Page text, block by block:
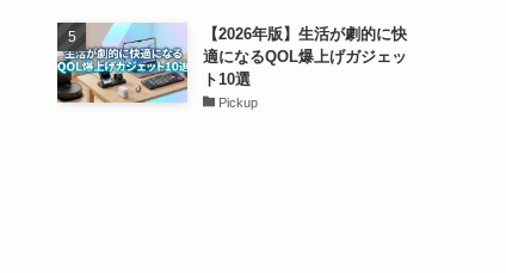
【2026年版】生活が劇的に快
適になるQOL爆上げガジェッ
ト10選
Pickup